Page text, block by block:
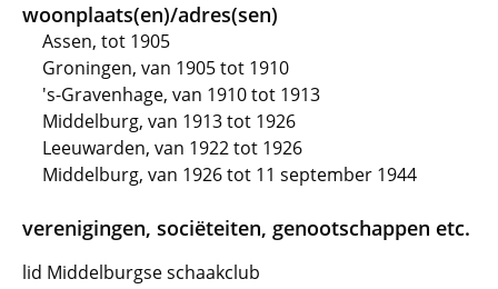
woonplaats(en)/adres(sen)
Assen, tot 1905
Groningen, van 1905 tot 1910
's-Gravenhage, van 1910 tot 1913
Middelburg, van 1913 tot 1926
Leeuwarden, van 1922 tot 1926
Middelburg, van 1926 tot 11 september 1944
verenigingen, sociëteiten, genootschappen etc.
lid Middelburgse schaakclub